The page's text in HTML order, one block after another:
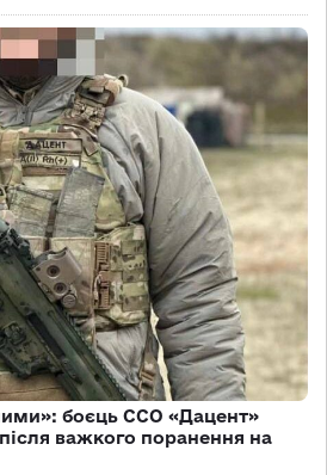
боєць ССО «Дацент»
важкого поранення на